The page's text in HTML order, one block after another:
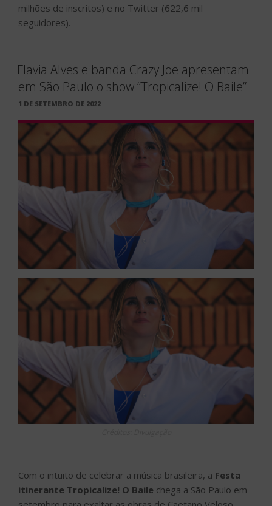
milhões de inscritos) e no Twitter (622,6 mil
seguidores).
Flavia Alves e banda Crazy Joe apresentam
em São Paulo o show “Tropicalize! O Baile”
PUBLICADO
1 DE SETEMBRO DE 2022
Com o intuito de celebrar a música brasileira, a Festa
itinerante Tropicalize! O Baile chega a São Paulo em